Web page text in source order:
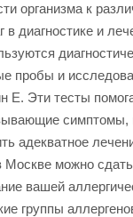
организма к
диагностике и
пробы и
E. Эти тесты
симптомы,
адекватное
Москве можно
вашей
группы